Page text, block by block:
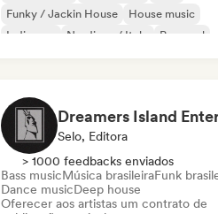
Funky / Jackin House
House music
Indie pop
Nu-disco / Italo Pop soul
Selo, Editora
> 1000 feedbacks enviados
Bass musicMúsica brasileiraFunk
Dance musicDeep house
Oferecer aos artistas um contrato de